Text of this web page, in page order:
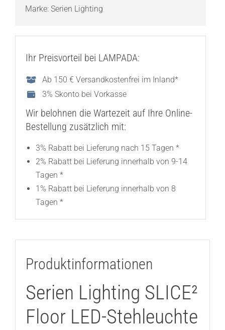
Marke: Serien Lighting
Ihr Preisvorteil bei LAMPADA:
Ab 150 € Versandkostenfrei im Inland*
3% Skonto bei Vorkasse
Wir belohnen die Wartezeit auf Ihre Online-
Bestellung zusätzlich mit:
3% Rabatt bei Lieferung nach 15 Tagen *
2% Rabatt bei Lieferung innerhalb von 9-14
Tagen *
1% Rabatt bei Lieferung innerhalb von 8
Tagen *
Produktinformationen
Serien Lighting SLICE²
Floor LED-Stehleuchte